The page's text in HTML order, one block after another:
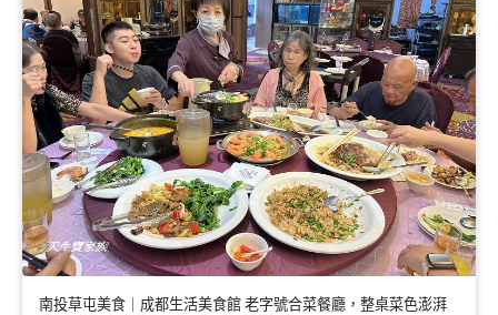
南投草屯美食｜成都生活美食館 老字號合菜餐廳，整桌菜色澎湃